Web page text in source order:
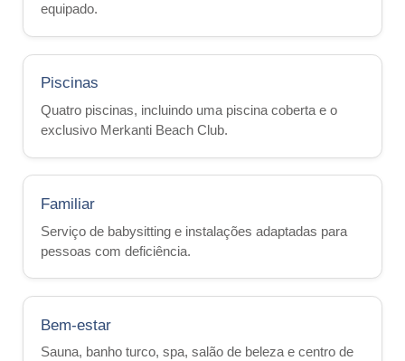
Alojamento em casa de família
Alojamento com um professor
Marriott *****
Cavalieri 4*
Hotel Valentina***
Plaza 3*
equipado.
Piscinas
Quatro piscinas, incluindo uma piscina coberta e o
exclusivo Merkanti Beach Club.
Familiar
Serviço de babysitting e instalações adaptadas para
pessoas com deficiência.
Bem-estar
Sauna, banho turco, spa, salão de beleza e centro de